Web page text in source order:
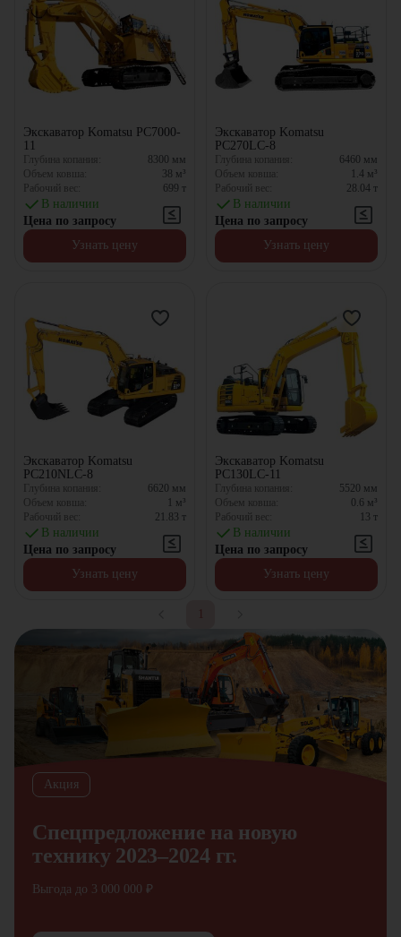
Экскаватор Komatsu PC7000-
11
Глубина копания: 8300 мм
Объем ковша:
38 м³
Рабочий вес:
699 т
В наличии
Цена по запросу
Узнать цену
Экскаватор Komatsu
PC270LC-8
Глубина копания: 6460 мм
Объем ковша:
1.4 м³
Рабочий вес:
28.04 т
В наличии
Цена по запросу
Узнать цену
Экскаватор Komatsu
PC210NLC-8
Глубина копания: 6620 мм
Объем ковша:
м³
Рабочий вес:
21.83 т
В наличии
Цена по запросу
Узнать цену
Экскаватор Komatsu
PC130LC-11
Глубина копания: 5520 мм
Объем ковша:
0.6 м³
Рабочий вес:
13 т
В наличии
Цена по запросу
Узнать цену
Акция
Спецпредложение на новую
технику 2023–2024 гг.
Выгода до 3 000 000 ₽